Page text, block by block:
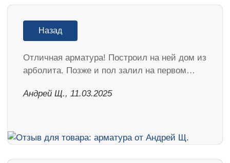
Назад
Отличная арматура! Построил на ней дом из
арболита. Позже и пол залил на первом…
Андрей Щ., 11.03.2025